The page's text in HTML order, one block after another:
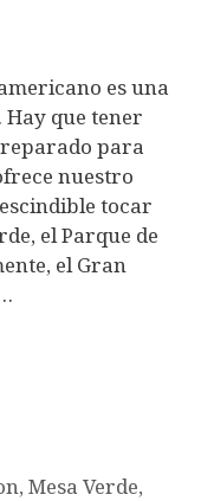
es una
que tener
para
nuestro
tocar
el Parque de
el Gran
,Mesa Verde,